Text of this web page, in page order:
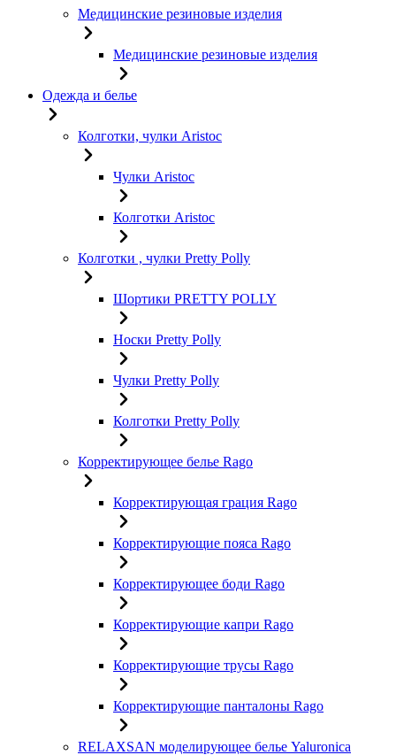
Медицинские резиновые изделия
Медицинские резиновые изделия
Одежда и белье
Колготки, чулки Aristoc
Чулки Aristoc
Колготки Aristoc
Колготки , чулки Pretty Polly
Шортики PRETTY POLLY
Носки Pretty Polly
Чулки Pretty Polly
Колготки Pretty Polly
Корректирующее белье Rago
Корректирующая грация Rago
Корректирующие пояса Rago
Корректирующее боди Rago
Корректирующие капри Rago
Корректирующие трусы Rago
Корректирующие панталоны Rago
RELAXSAN моделирующее белье Yaluroniсa